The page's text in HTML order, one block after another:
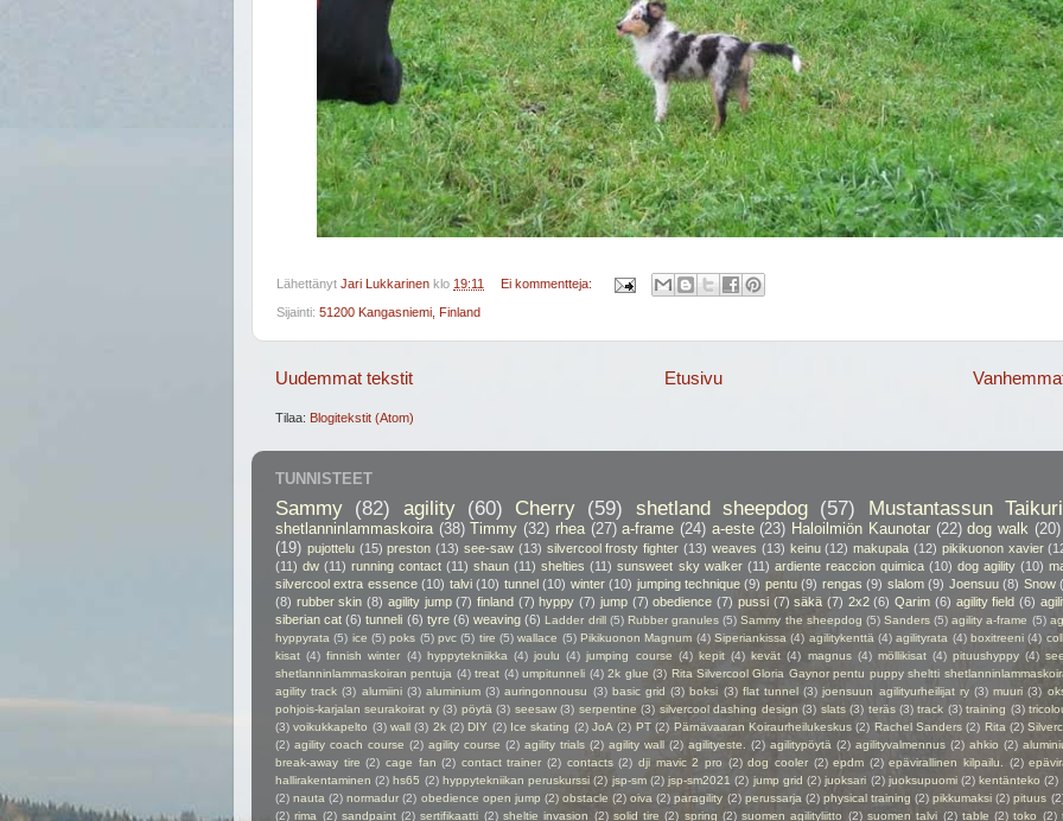
Lähettänyt Jari Lukkarinen klo 19:11 Ei kommentteja:
Sijainti: 51200 Kangasniemi, Finland
Uudemmat tekstit Etusivu
Tilaa: Blogitekstit (Atom)
TUNNISTEET
Sammy (82) agility (60) Cherry (59) shetland sheepdog (57) Mustantassun Taikuri
shetlanninlammaskoira (38) Timmy (32) rhea (27) a-frame (24) a-este (23) Haloilmiön Kaunotar (22) dog walk (20)
(19) pujottelu (15) preston (13) see-saw (13) silvercool frosty fighter (13) weaves (13) keinu (12) makupala (12) pikikuonon xavier
(11) dw (11) running contact (11) shaun (11) shelties (11) sunsweet sky walker (11) ardiente reaccion quimica (10) dog agility (10)
silvercool extra essence (10) talvi (10) tunnel (10) winter (10) jumping technique (9) pentu (9) rengas (9) slalom (9) Joensuu (8) Snow
(8) rubber skin (8) agility jump (7) finland (7) hyppy (7) jump (7) obedience (7) pussi (7) säkä (7) 2x2 (6) Qarim (6) agility field (6)
siberian cat (6) tunneli (6) tyre (6) weaving (6) Ladder drill (5) Rubber granules (5) Sammy the sheepdog (5) Sanders (5) agility a-frame (5)
hyppyrata (5) ice (5) poks (5) pvc (5) tire (5) wallace (5) Pikikuonon Magnum (4) Siperiankissa (4) agilitykenttä (4) agilityrata (4) boxitreeni (4)
kisat (4) finnish winter (4) hyppytekniikka (4) joulu (4) jumping course (4) kepit (4) kevät (4) magnus (4) möllikisat (4) pituushyppy (4)
shetlanninlammaskoiran pentuja (4) treat (4) umpitunneli (4) 2k glue (3) Rita Silvercool Gloria Gaynor pentu puppy sheltti
agility track (3) alumiini (3) aluminium (3) auringonnousu (3) basic grid (3) boksi (3) flat tunnel (3) joensuun agilityurheilijat ry (3) muuri (3)
pohjois-karjalan seurakoirat ry (3) pöytä (3) seesaw (3) serpentine (3) silvercool dashing design (3) slats (3) teräs (3) track (3) training (3)
(3) voikukkapelto (3) wall (3) 2k (2) DIY (2) Ice skating (2) JoA (2) PT (2) Pärnävaaran Koiraurheilukeskus (2) Rachel Sanders (2) Rita (2)
(2) agility coach course (2) agility course (2) agility trials (2) agility wall (2) agilityeste. (2) agilitypöytä (2) agilityvalmennus (2) ahkio (2)
break-away tire (2) cage fan (2) contact trainer (2) contacts (2) dji mavic 2 pro (2) dog cooler (2) epdm (2) epävirallinen kilpailu. (2)
hallirakentaminen (2) hs65 (2) hyppytekniikan peruskurssi (2) jsp-sm (2) jsp-sm2021 (2) jump grid (2) juoksari (2) juoksupuomi (2) kentänteko (2)
(2) nauta (2) normadur (2) obedience open jump (2) obstacle (2) oiva (2) paragility (2) perussarja (2) physical training (2) pikkumaksi (2) pituus
(2) rima (2) sandpaint (2) sertifikaatti (2) sheltie invasion (2) solid tire (2) spring (2) suomen agilityliitto (2) suomen talvi (2) table (2) toko (2)